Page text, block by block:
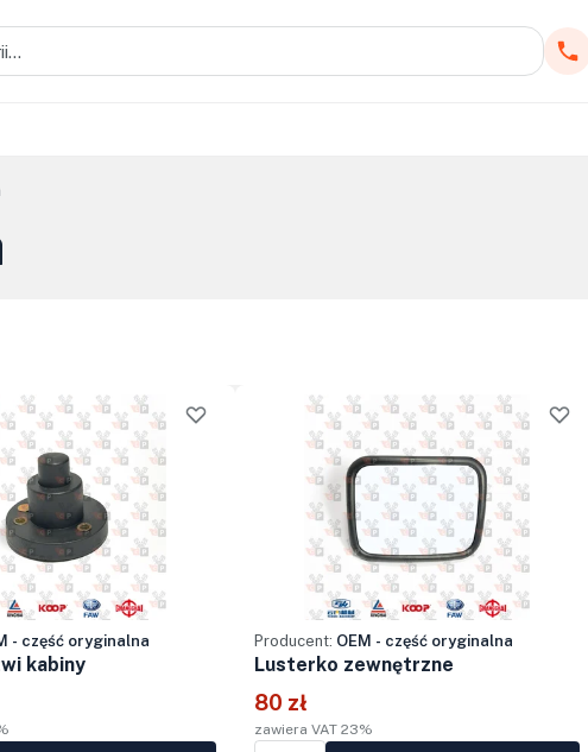
- część oryginalna
kabiny
Producent: OEM - część oryginalna
Lusterko zewnętrzne
80 zł
zawiera VAT 23%